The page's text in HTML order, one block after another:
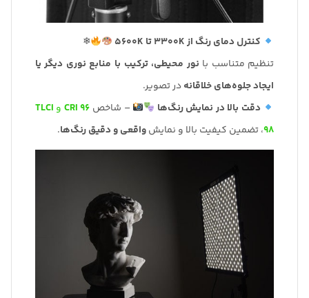
کنترل دمای رنگ از 3300K تا 5600K
❄
تنظیم متناسب با نور محیطی، ترکیب با منابع نوری دیگر یا
ایجاد جلوه‌های خلاقانهدر تصویر.
دقت بالا در نمایش رنگ‌ها
– شاخص CRI 96 و TLCI
98، تضمین کیفیت بالا و نمایشواقعی و دقیق رنگ‌ها.